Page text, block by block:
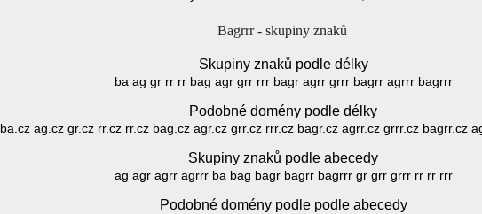
Bagrrr - skupiny znaků
Skupiny znaků podle délky
ba ag gr rr rr bag agr grr rrr bagr agrr grrr bagrr agrrr bagrrr
Podobné domény podle délky
ba.cz ag.cz gr.cz rr.cz rr.cz bag.cz agr.cz grr.cz rrr.cz bagr.cz agrr.cz grrr.cz bagrr.cz
Skupiny znaků podle abecedy
ag agr agrr agrrr ba bag bagr bagrr bagrrr gr grr grrr rr rr rrr
Podobné domény podle podle abecedy